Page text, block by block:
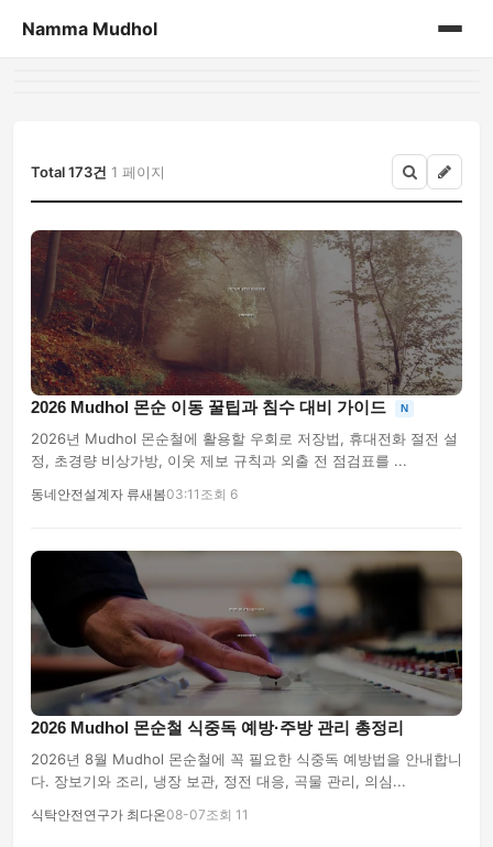
Namma Mudhol
Total 173건 1 페이지
2026 Mudhol 몬순 이동 꿀팁과 침수 대비 가이드 N
2026년 Mudhol 몬순철에 활용할 우회로 저장법, 휴대전화 절전 설
정, 초경량 비상가방, 이웃 제보 규칙과 외출 전 점검표를 ...
동네안전설계자 류새봄03:11 조회 6
2026 Mudhol 몬순철 식중독 예방·주방 관리 총정리
2026년 8월 Mudhol 몬순철에 꼭 필요한 식중독 예방법을 안내합니
다. 장보기와 조리, 냉장 보관, 정전 대응, 곡물 관리, 의심...
식탁안전연구가 최다온08-07조회 11